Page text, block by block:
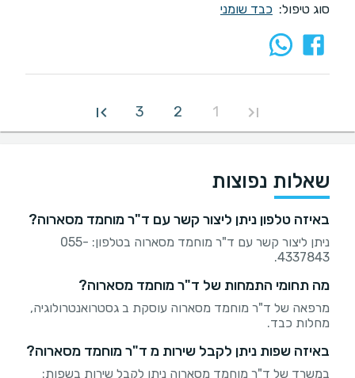
סוג טיפול: כבד שומני
1
2
3
שאלות נפוצות
באיזה טלפון ניתן ליצור קשר עם ד"ר מוחמד מסארוה?
ניתן ליצור קשר עם ד"ר מוחמד מסארוה בטלפון: 055-
4337843.
מה תחומי התמחות של ד"ר מוחמד מסארוה?
מרפאה של ד"ר מוחמד מסארוה עוסקת ב גסטרואנטרולוגיה,
מחלות כבד.
באיזה שפות ניתן לקבל שירות מ ד"ר מוחמד מסארוה?
במשרד של ד"ר מוחמד מסארוה ניתן לקבל שירות בשפות: